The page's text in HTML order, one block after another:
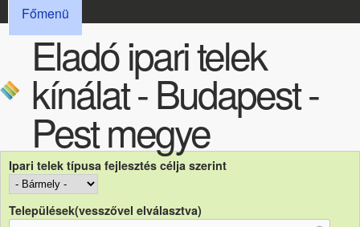
FŐMENÜ
Főmenü
Eladó ipari telek
kínálat - Budapest -
Pest megye
Ipari telek típusa fejlesztés célja szerint
Települések(vesszővel elválasztva)